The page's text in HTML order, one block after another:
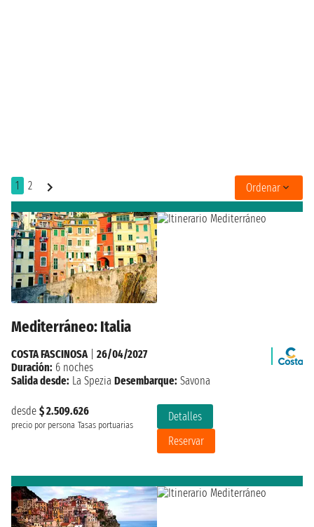
1 2 Ordenar
Mediterráneo: Italia
desde $ 2.509.626
precio por persona Tasas portuarias
Detalles
Reservar
COSTA FASCINOSA
26/04/2027
Duración: 6 noches
Salida desde: La Spezia Desembarque: Savona